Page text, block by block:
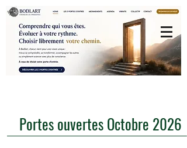
Portes ouvertes Octobre 2026